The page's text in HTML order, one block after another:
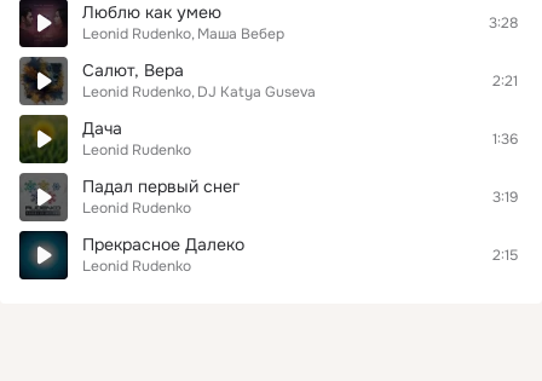
Люблю как умею
Leonid Rudenko Маша Вебер
3:28
Салют, Вера
Leonid Rudenko DJ Katya Guseva
2:21
Дача
Leonid Rudenko
1:36
Падал первый снег
Leonid Rudenko
3:19
Прекрасное Далеко
Leonid Rudenko
2:15